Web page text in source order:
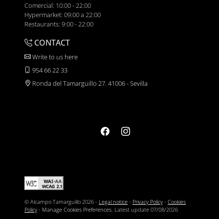
Comercial: 10:00 - 22:00
Hypermarket: 09:00 a 22:00
Restaurants: 9:00 - 22:00
CONTACT
Write to us here
954 66 22 33
Ronda del Tamarguillo 27. 41006 - Sevilla
© Alcampo Tamarguillo 2026 - Legal notice - Privacy Policy - Cookies
Policy - Manage Cookies Preferences . Latest update 07/08/2026